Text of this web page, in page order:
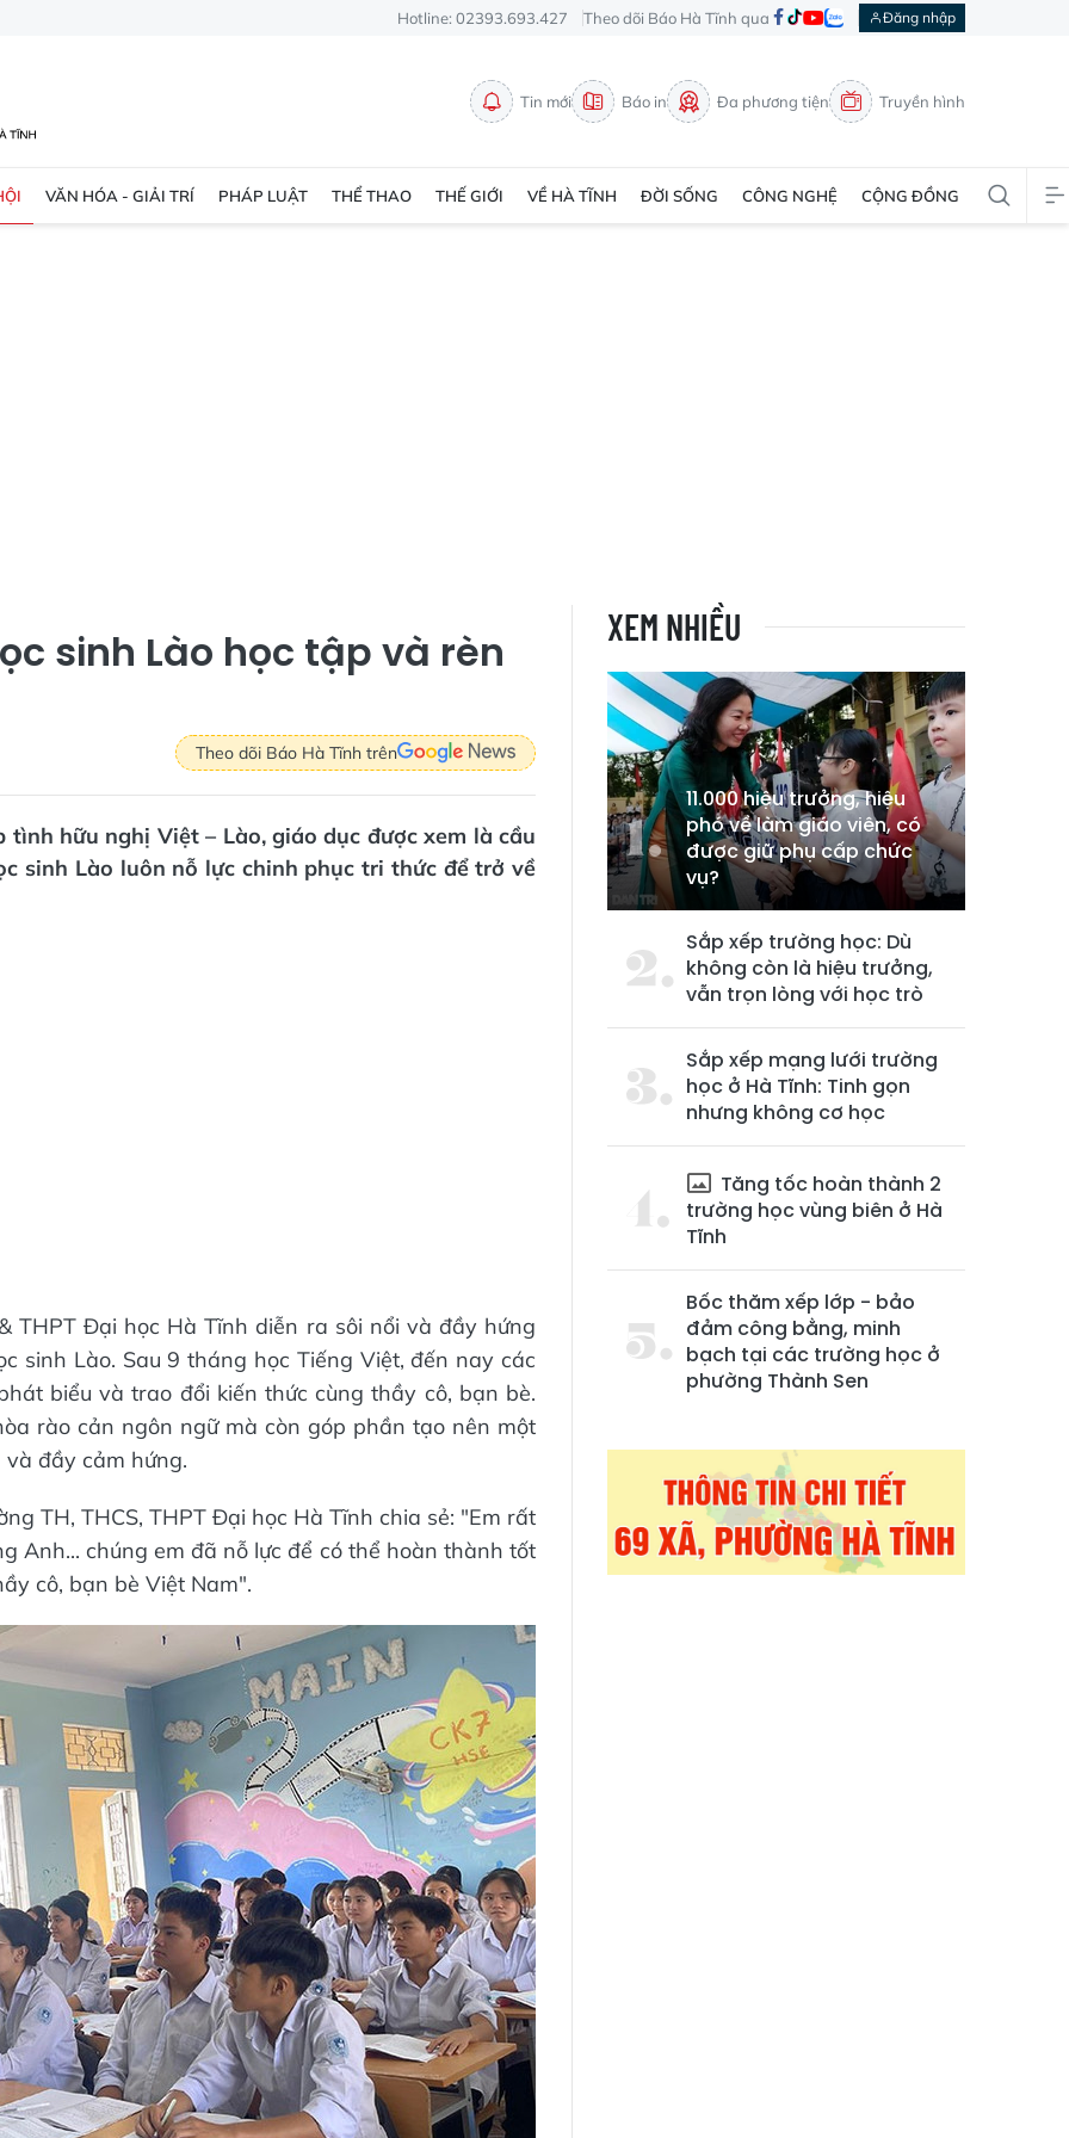
Hotline: 02393.693.427 Theo dõi Báo Hà Tĩnh qua Đăng nhập
Tin mới Báo in Đa phương tiện Truyền hình
VĂN HÓA - GIẢI TRÍ PHÁP LUẬT THỂ THAO THẾ GIỚI VỀ HÀ TĨNH ĐỜI SỐNG CÔNG NGHỆ CỘNG ĐỒNG
sinh Lào học tập và rèn
Theo dõi Báo Hà Tĩnh trên
hữu nghị Việt – Lào, giáo dục được xem là cầu
sinh Lào luôn nỗ lực chinh phục tri thức để trở về
THPT Đại học Hà Tĩnh diễn ra sôi nổi và đầy hứng
sinh Lào. Sau 9 tháng học Tiếng Việt, đến nay các
biểu và trao đổi kiến thức cùng thầy cô, bạn bè.
rào cản ngôn ngữ mà còn góp phần tạo nên một
đầy cảm hứng.
TH, THCS, THPT Đại học Hà Tĩnh chia sẻ: "Em rất
Anh... chúng em đã nỗ lực để có thể hoàn thành tốt
cô, bạn bè Việt Nam".
XEM NHIỀU
11.000 hiệu trưởng, hiệu
phó về làm giáo viên, có
được giữ phụ cấp chức
vụ?
Sắp xếp trường học: Dù
không còn là hiệu trưởng,
vẫn trọn lòng với học trò
Sắp xếp mạng lưới trường
học ở Hà Tĩnh: Tinh gọn
nhưng không cơ học
Tăng tốc hoàn thành 2
trường học vùng biên ở Hà
Tĩnh
Bốc thăm xếp lớp - bảo
đảm công bằng, minh
bạch tại các trường học ở
phường Thành Sen